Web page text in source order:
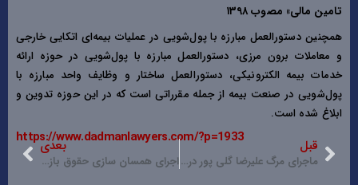
تامین مالی» مصوب ۱۳۹۸
همچنین دستورالعمل مبارزه با پول‌شویی در عملیات بیمه‌ای اتکایی خارجی
و معاملات برون مرزی، دستورالعمل مبارزه با پول‌شویی در حوزه ارائه
خدمات بیمه الکترونیکی، دستورالعمل ساختار و وظایف واحد مبارزه با
پول‌شویی در صنعت بیمه از جمله مقرراتی است که در این حوزه تدوین و
ابلاغ شده است.
https://www.dadmanlawyers.com/?p=1933 قبل
ماجرای مرگ علیرضا گلی‌ پور در اوین
بعدی
اجرای همسان‌ سازی حقوق بازنشستگان در هاله ای از ابهام!